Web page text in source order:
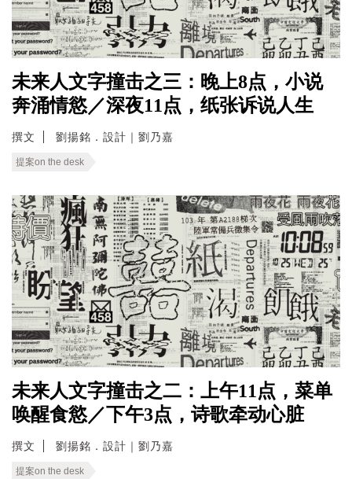
未来人文字撞击之三：晚上8点，小说
奔涌情慾／深夜11点，纸张诉说人生
撰文 劉揚銘．設計｜劉乃嘉
提案on the desk
未来人文字撞击之二：上午11点，菜单
唤醒食慾／下午3点，诗歌牵动心脏
撰文 劉揚銘．設計｜劉乃嘉
提案on the desk